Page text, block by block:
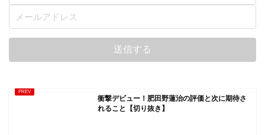
衝撃デビュー！肥田野蓮治の評価と次に期待さ
れること【切り抜き】